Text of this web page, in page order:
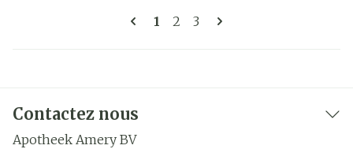
Pages
Vous lisez actuellement la
1 Page
2 Page
3
Contactez nous
Apotheek Amery BV